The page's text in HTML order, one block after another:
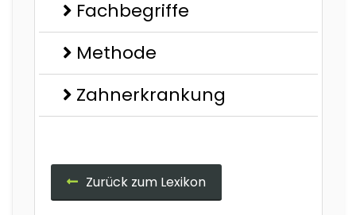
Fachbegriffe
Methode
Zahnerkrankung
Zurück zum Lexikon